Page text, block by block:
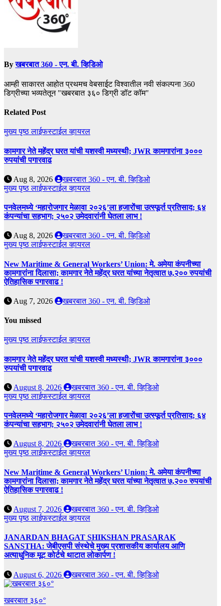
Byखबरबात 360 - एन. बी. व्हिडिओ
आम्ही साकारत आहोत प्रथमच वेबसाईट विश्वातील नवी संकल्पना 360
डिग्रीच्या भव्यतेतून "खबरबात ३६० डिग्री डॉट कॉम"
Related Post
मुख्य पृष्ठलाईफस्टाईलव्हायरल
कामगार नेते महेंद्र घरत यांची यशस्वी मध्यस्थी; JWR कामगारांना ३०००
रुपयांची पगारवाढ
Aug 8, 2026
खबरबात 360 - एन. बी. व्हिडिओ
मुख्य पृष्ठलाईफस्टाईलव्हायरल
पनवेलमध्ये ‘महारोजगार मेळावा २०२६’ला हजारोंचा उत्स्फूर्त प्रतिसाद; ६४
कंपन्यांचा सहभाग; २५०२ उमेदवारांनी घेतला लाभ !
Aug 8, 2026
खबरबात 360 - एन. बी. व्हिडिओ
मुख्य पृष्ठलाईफस्टाईलव्हायरल
New Maritime & General Workers’ Union: मे. अमेया कंपनीच्या
कामगारांना दिलासा; कामगार नेते महेंद्र घरत यांच्या नेतृत्वात ७,२०० रुपयांची
ऐतिहासिक पगारवाढ !
Aug 7, 2026 खबरबात 360 - एन. बी. व्हिडिओ
You missed
मुख्य पृष्ठलाईफस्टाईलव्हायरल
कामगार नेते महेंद्र घरत यांची यशस्वी मध्यस्थी; JWR कामगारांना ३०००
रुपयांची पगारवाढ
August 8, 2026
खबरबात 360 - एन. बी. व्हिडिओ
मुख्य पृष्ठलाईफस्टाईलव्हायरल
पनवेलमध्ये ‘महारोजगार मेळावा २०२६’ला हजारोंचा उत्स्फूर्त प्रतिसाद; ६४
कंपन्यांचा सहभाग; २५०२ उमेदवारांनी घेतला लाभ !
August 8, 2026
खबरबात 360 - एन. बी. व्हिडिओ
मुख्य पृष्ठलाईफस्टाईलव्हायरल
New Maritime & General Workers’ Union: मे. अमेया कंपनीच्या
कामगारांना दिलासा; कामगार नेते महेंद्र घरत यांच्या नेतृत्वात ७,२०० रुपयांची
ऐतिहासिक पगारवाढ !
August 7, 2026
खबरबात 360 - एन. बी. व्हिडिओ
मुख्य पृष्ठलाईफस्टाईलव्हायरल
JANARDAN BHAGAT SHIKSHAN PRASARAK
SANSTHA: जेबीएसपी संस्थेचे मुख्य प्रशासकीय कार्यालय आणि
अत्याधुनिक मूट कोर्टचे थाटात लोकार्पण !
August 6, 2026 खबरबात 360 - एन. बी. व्हिडिओ
खबरबात ३६०°